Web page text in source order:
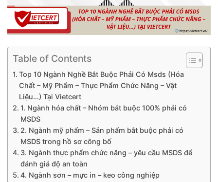
Table of Contents
Top 10 Ngành Nghề Bắt Buộc Phải Có Msds (Hóa
Chất – Mỹ Phẩm – Thực Phẩm Chức Năng – Vật
Liệu…) Tại Vietcert
1. Ngành hóa chất – Nhóm bắt buộc 100% phải có
MSDS
2. Ngành mỹ phẩm – Sản phẩm bắt buộc phải có
MSDS trong hồ sơ công bố
3. Ngành thực phẩm chức năng – yêu cầu MSDS để
đánh giá độ an toàn
4. Ngành sơn – mực in – keo công nghiệp